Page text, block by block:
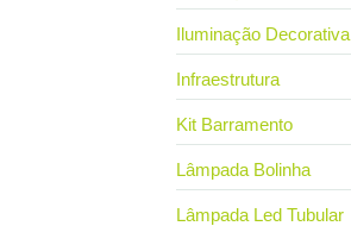
Iluminação Decorativa
Infraestrutura
Kit Barramento
Lâmpada Bolinha
Lâmpada Led Tubular